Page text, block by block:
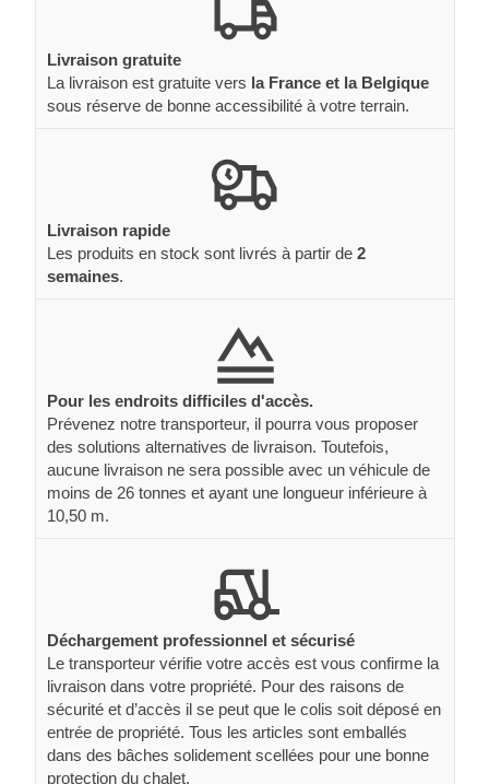
Livraison gratuite
La livraison est gratuite vers la France et la Belgique
sous réserve de bonne accessibilité à votre terrain.
Livraison rapide
Les produits en stock sont livrés à partir de 2
semaines.
Pour les endroits difficiles d'accès.
Prévenez notre transporteur, il pourra vous proposer
des solutions alternatives de livraison. Toutefois,
aucune livraison ne sera possible avec un véhicule de
moins de 26 tonnes et ayant une longueur inférieure à
10,50 m.
Déchargement professionnel et sécurisé
Le transporteur vérifie votre accès est vous confirme la
livraison dans votre propriété. Pour des raisons de
sécurité et d’accès il se peut que le colis soit déposé en
entrée de propriété. Tous les articles sont emballés
dans des bâches solidement scellées pour une bonne
protection du chalet.